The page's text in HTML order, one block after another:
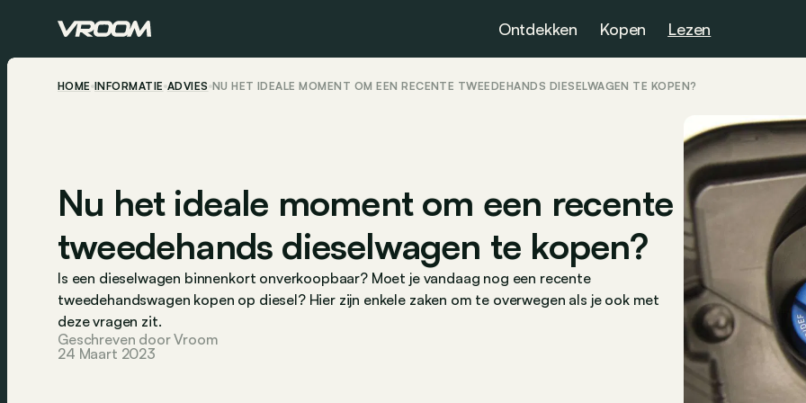
Ontdekken Kopen Lezen
HOME INFORMATIE ADVIES NU HET IDEALE MOMENT OM EEN RECENTE TWEEDEHANDS DIESELWAGEN TE KOPEN?
Nu het ideale moment om een recente
tweedehands dieselwagen te kopen?
Is een dieselwagen binnenkort onverkoopbaar? Moet je vandaag nog een recente
tweedehandswagen kopen op diesel? Hier zijn enkele zaken om te overwegen als je ook met
deze vragen zit.
Geschreven door Vroom
24 Maart 2023